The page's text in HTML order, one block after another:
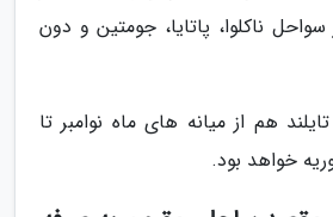
ناکلوا، پاتایا، جومتین و دون
هم از میانه های ماه نوامبر تا
خواهد بود.